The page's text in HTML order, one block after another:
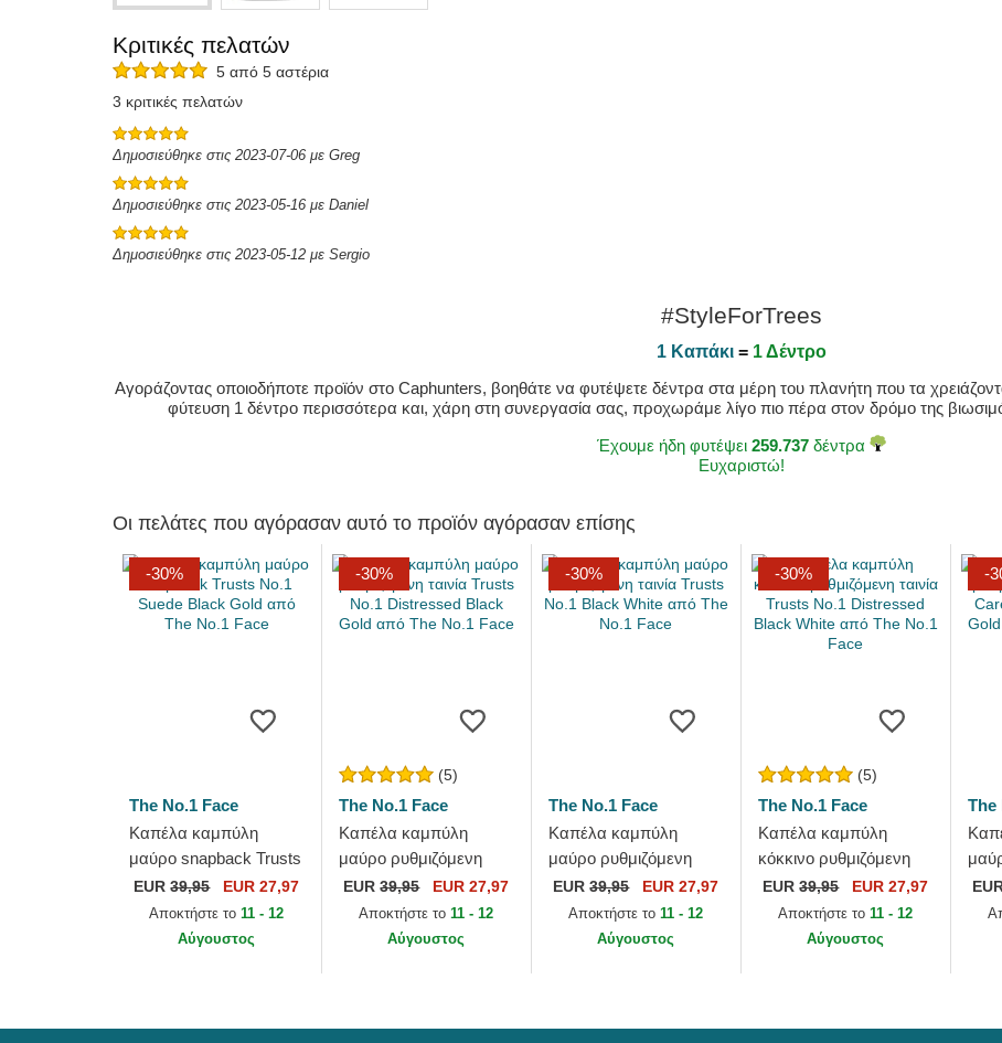
Κριτικές πελατών
5 από 5 αστέρια
3 κριτικές πελατών
Δημοσιεύθηκε στις 2023-07-06 με Greg
Δημοσιεύθηκε στις 2023-05-16 με Daniel
Δημοσιεύθηκε στις 2023-05-12 με Sergio
#StyleForTrees
1 Καπάκι = 1 Δέντρο
Αγοράζοντας οποιοδήποτε προϊόν στο Caphunters, βοηθάτε να φυτέψετε δέντρα στα μέρη του πλανήτη που τα
φύτευση 1 δέντρο περισσότερα και, χάρη στη συνεργασία σας, προχωράμε λίγο πιο πέρα στον δρόμο της
Έχουμε ήδη φυτέψει 259.737 δέντρα
Ευχαριστώ!
Οι πελάτες που αγόρασαν αυτό το προϊόν αγόρασαν επίσης
-30%
The No.1 Face
Καπέλα καμπύλη
μαύρο snapback Trusts
No.1 Suede Black Gold
από The No.1 Face
EUR39,95 EUR 27,97
Αποκτήστε το11 - 12
Αύγουστος
-30%
(5)
The No.1 Face
Καπέλα καμπύλη
μαύρο ρυθμιζόμενη
ταινία Trusts No.1
Distressed Black Gold
από The No.1 Face
EUR39,95 EUR 27,97
Αποκτήστε το11 - 12
Αύγουστος
-30%
The No.1 Face
Καπέλα καμπύλη
μαύρο ρυθμιζόμενη
ταινία Trusts No.1 Black
White από The No.1
EUR39,95 EUR 27,97
Αποκτήστε το11 - 12
Αύγουστος
-30%
(5)
The No.1 Face
Καπέλα καμπύλη
κόκκινο ρυθμιζόμενη
ταινία Trusts No.1
Distressed Black White
από The No.1 Face
EUR39,95 EUR 27,97
Αποκτήστε το11 - 12
Αύγουστος
-
The